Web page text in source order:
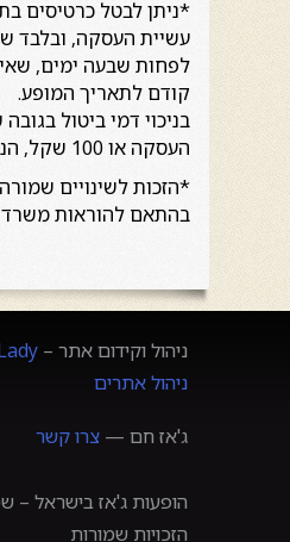
עשיית העסקה, ובלבד
לפחות שבעה ימים,
קודם לתאריך המופע.
העסקה או 100 שקל, הנמוך מביניהם.
*הזכות לשינויים
בהתאם להוראות משרד
ניהול וקידום אתר –
ניהול אתרים
ג'אז חם — צרו קשר
הופעות ג'אז בישראל –
הזכויות שמורות